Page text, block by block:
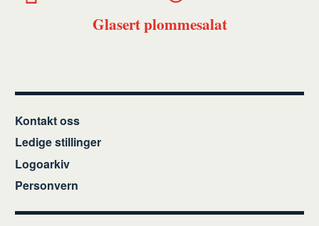
Glasert plommesalat
Kontakt oss
Ledige stillinger
Logoarkiv
Personvern